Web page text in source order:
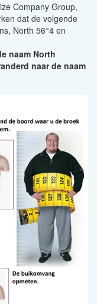
Company Group,
dat de volgende
North 56°4 en
naam North
naar de naam